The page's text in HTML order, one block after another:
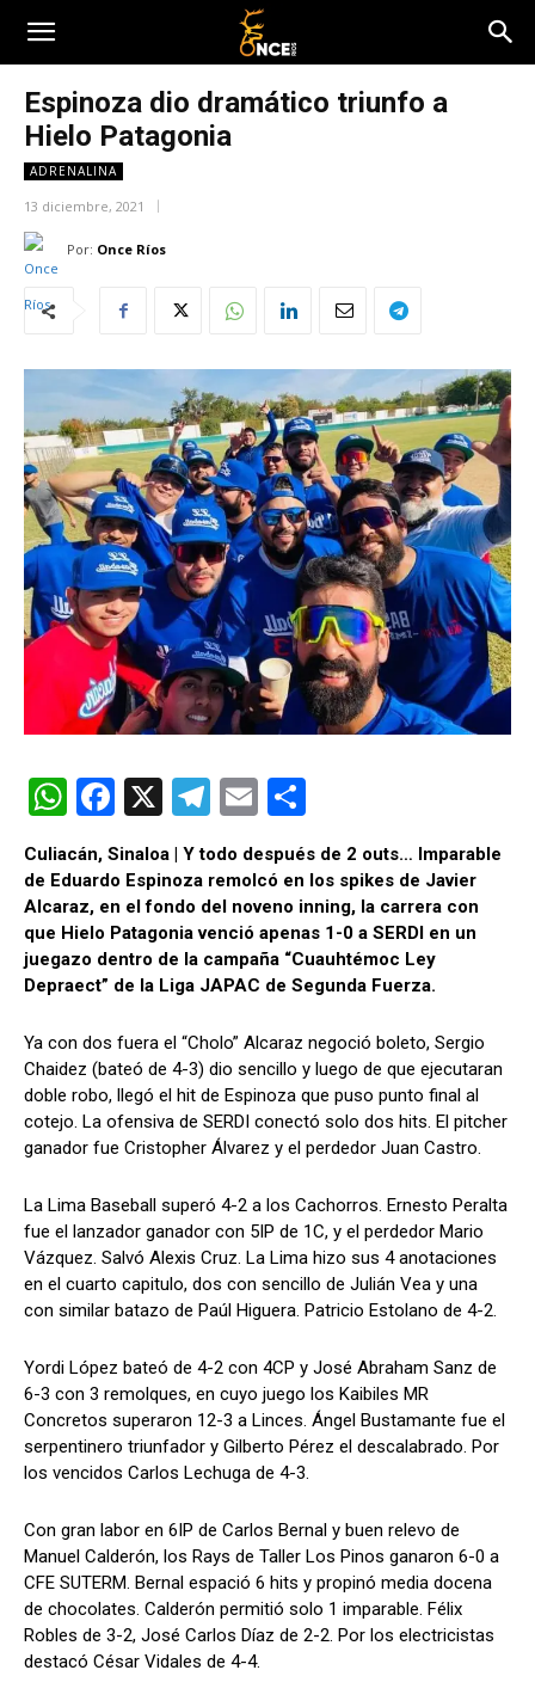
Espinoza dio dramático triunfo a
Hielo Patagonia
ADRENALINA
13 diciembre, 2021
Por: Once Ríos
W
h
at
s
A
p
F
a
ce
b
o
o
k
X
T
el
e
gr
a
m
E
ail m
p
ar
tir
Culiacán, Sinaloa | Y todo después de 2 outs… Imparable
de Eduardo Espinoza remolcó en los spikes de Javier
Alcaraz, en el fondo del noveno inning, la carrera con
que Hielo Patagonia venció apenas 1-0 a SERDI en un
juegazo dentro de la campaña “Cuauhtémoc Ley
Depraect” de la Liga JAPAC de Segunda Fuerza.
Ya con dos fuera el “Cholo” Alcaraz negoció boleto, Sergio
Chaidez (bateó de 4-3) dio sencillo y luego de que ejecutaran
doble robo, llegó el hit de Espinoza que puso punto final al
cotejo. La ofensiva de SERDI conectó solo dos hits. El pitcher
ganador fue Cristopher Álvarez y el perdedor Juan Castro.
La Lima Baseball superó 4-2 a los Cachorros. Ernesto Peralta
fue el lanzador ganador con 5IP de 1C, y el perdedor Mario
Vázquez. Salvó Alexis Cruz. La Lima hizo sus 4 anotaciones
en el cuarto capitulo, dos con sencillo de Julián Vea y una
con similar batazo de Paúl Higuera. Patricio Estolano de 4-2.
Yordi López bateó de 4-2 con 4CP y José Abraham Sanz de
6-3 con 3 remolques, en cuyo juego los Kaibiles MR
Concretos superaron 12-3 a Linces. Ángel Bustamante fue el
serpentinero triunfador y Gilberto Pérez el descalabrado. Por
los vencidos Carlos Lechuga de 4-3.
Con gran labor en 6IP de Carlos Bernal y buen relevo de
Manuel Calderón, los Rays de Taller Los Pinos ganaron 6-0 a
CFE SUTERM. Bernal espació 6 hits y propinó media docena
de chocolates. Calderón permitió solo 1 imparable. Félix
Robles de 3-2, José Carlos Díaz de 2-2. Por los electricistas
destacó César Vidales de 4-4.